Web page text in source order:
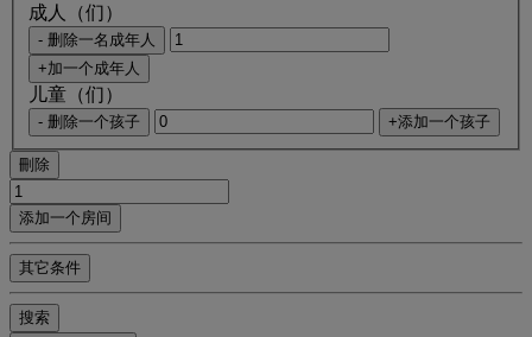
成人（们）
- 删除一名成年人
+加一个成年人
儿童（们）
- 删除一个孩子 +添加一个孩子
刪除
添加一个房间
其它条件
搜索